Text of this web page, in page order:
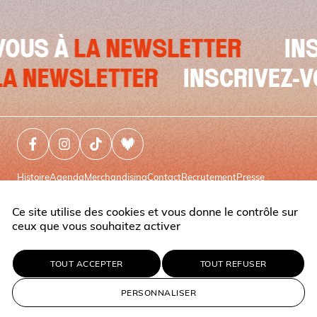
ÀLA NEWSLETTER
NEWSLETTER
HistoireAgendaMerchandisingContactRecrutementPresse
Facebook (nouvelle fenêtre)
Instagram (nouvelle fenêtre)
Tiktok (nouvelle fenêtre)
Deezer (nouvelle fenêtre)
Francofolies © 2026 Réalisation
Ce site utilise des cookies et vous donne le contrôle sur
ceux que vous souhaitez activer
TOUT ACCEPTER TOUT REFUSER
PERSONNALISER